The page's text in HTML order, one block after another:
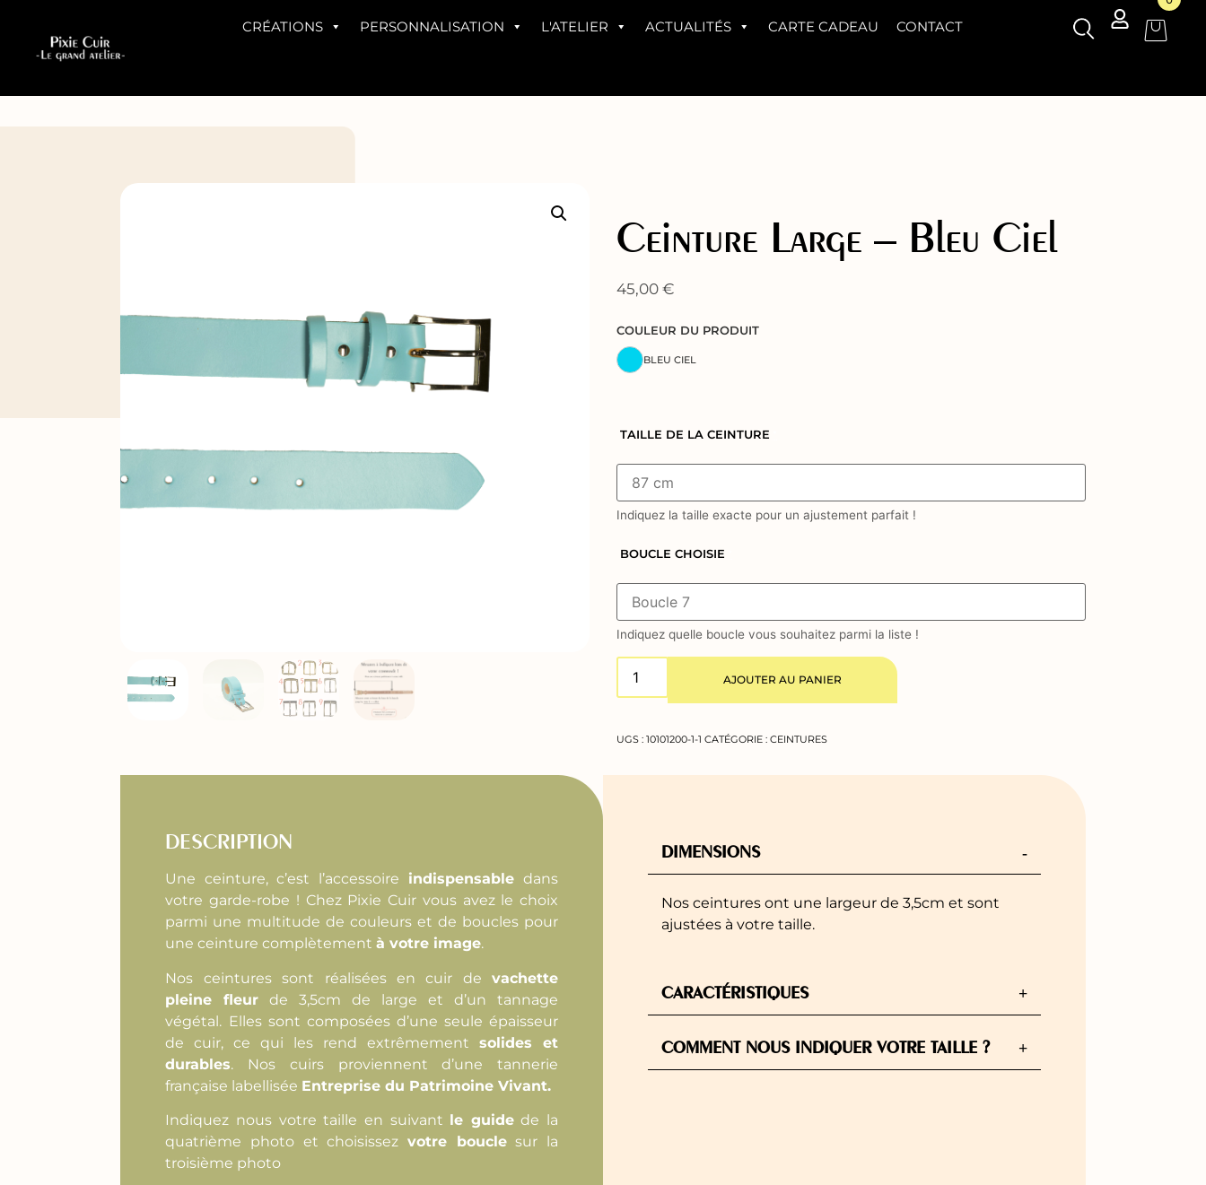
CRÉATIONS PERSONNALISATION L'ATELIER ACTUALITÉS CARTE CADEAU CONTACT
Ceinture Large – Bleu Ciel
45,00 €
COULEUR DU PRODUIT
BLEU CIEL
TAILLE DE LA CEINTURE
Indiquez la taille exacte pour un ajustement parfait !
BOUCLE CHOISIE
Indiquez quelle boucle vous souhaitez parmi la liste !
AJOUTER AU PANIER
UGS : 10101200-1-1 CATÉGORIE : CEINTURES
DESCRIPTION
Une ceinture, c’est l’accessoire indispensable dans
votre garde-robe ! Chez Pixie Cuir vous avez le choix
parmi une multitude de couleurs et de boucles pour
une ceinture complètementà votre image.
Nos ceintures sont réalisées en cuir de vachette
pleine fleur de 3,5cm de large et d’un tannage
végétal. Elles sont composées d’une seule épaisseur
de cuir, ce qui les rend extrêmementsolides et
durables. Nos cuirs proviennent d’une tannerie
française labellisée Entreprise du Patrimoine Vivant.
Indiquez nous votre taille en suivant le guidede la
quatrième photo et choisissezvotre bouclesur la
troisième photo
DIMENSIONS -
Nos ceintures ont une largeur de 3,5cm et sont
ajustées à votre taille.
CARACTÉRISTIQUES +
COMMENT NOUS INDIQUER VOTRE TAILLE ? +